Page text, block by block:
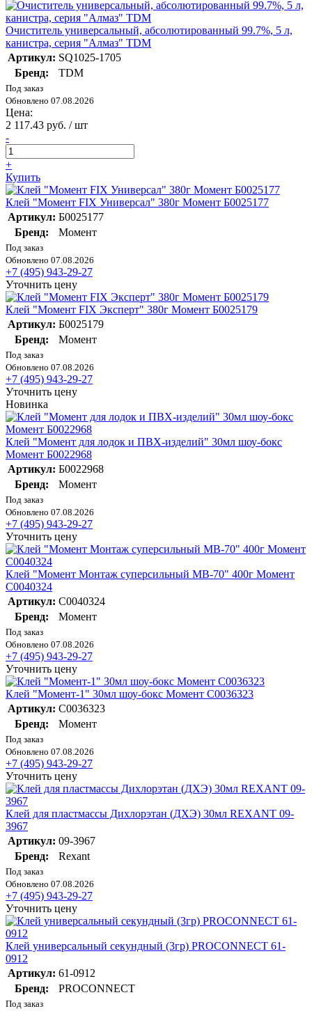
Очиститель универсальный, абсолютированный 99.7%, 5 л,
канистра, серия "Алмаз" TDM
Артикул: SQ1025-1705
Бренд:
TDM
Под заказ
Обновлено 07.08.2026
Цена:
2 117.43 руб. / шт
-
+
Купить
Клей "Момент FIX Универсал" 380г Момент Б0025177
Артикул: Б0025177
Бренд:
Момент
Под заказ
Обновлено 07.08.2026
+7 (495) 943-29-27
Уточнить цену
Клей "Момент FIX Эксперт" 380г Момент Б0025179
Артикул: Б0025179
Бренд:
Момент
Под заказ
Обновлено 07.08.2026
+7 (495) 943-29-27
Уточнить цену
Новинка
Клей "Момент для лодок и ПВХ-изделий" 30мл шоу-бокс
Момент Б0022968
Артикул: Б0022968
Бренд:
Момент
Под заказ
Обновлено 07.08.2026
+7 (495) 943-29-27
Уточнить цену
Клей "Момент Монтаж суперсильный МВ-70" 400г Момент
C0040324
Артикул: C0040324
Бренд:
Момент
Под заказ
Обновлено 07.08.2026
+7 (495) 943-29-27
Уточнить цену
Клей "Момент-1" 30мл шоу-бокс Момент C0036323
Артикул: C0036323
Бренд:
Момент
Под заказ
Обновлено 07.08.2026
+7 (495) 943-29-27
Уточнить цену
Клей для пластмассы Дихлорэтан (ДХЭ) 30мл REXANT 09-
3967
Артикул: 09-3967
Бренд:
Rexant
Под заказ
Обновлено 07.08.2026
+7 (495) 943-29-27
Уточнить цену
Клей универсальный секундный (3гр) PROCONNECT 61-
0912
Артикул: 61-0912
Бренд:
PROCONNECT
Под заказ